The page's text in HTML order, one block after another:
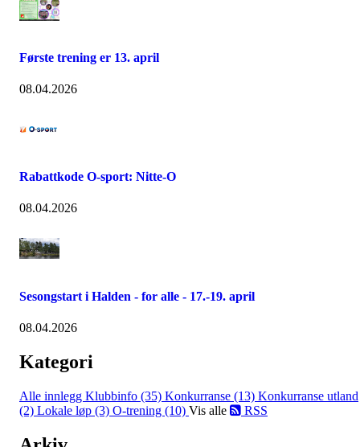
Første trening er 13. april
08.04.2026
Rabattkode O-sport: Nitte-O
08.04.2026
Sesongstart i Halden - for alle - 17.-19. april
08.04.2026
Kategori
Alle innlegg Klubbinfo (35) Konkurranse (13) Konkurranse utland
(2) Lokale løp (3) O-trening (10) Vis alle RSS